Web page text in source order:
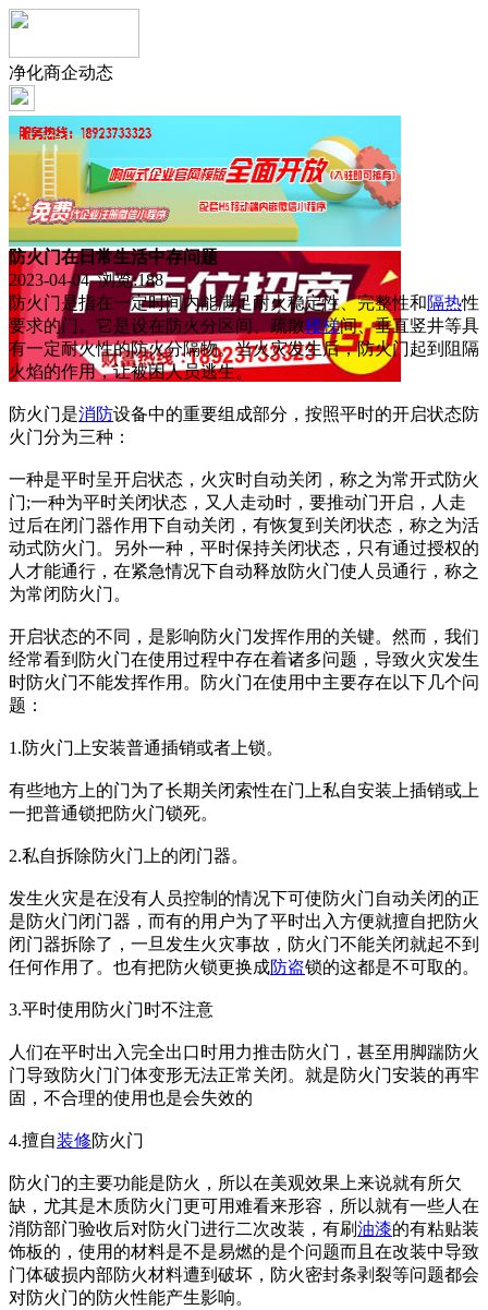
净化商企动态
防火门在日常生活中存问题
2023-04-04 浏览:188
防火门是指在一定时间内能满足耐火稳定性、完整性和隔热性
要求的门。它是设在防火分区间、疏散楼梯间、垂直竖井等具
有一定耐火性的防火分隔物。当火灾发生后，防火门起到阻隔
火焰的作用，让被困人员逃生。
防火门是消防设备中的重要组成部分，按照平时的开启状态防
火门分为三种：
一种是平时呈开启状态，火灾时自动关闭，称之为常开式防火
门;一种为平时关闭状态，又人走动时，要推动门开启，人走
过后在闭门器作用下自动关闭，有恢复到关闭状态，称之为活
动式防火门。另外一种，平时保持关闭状态，只有通过授权的
人才能通行，在紧急情况下自动释放防火门使人员通行，称之
为常闭防火门。
开启状态的不同，是影响防火门发挥作用的关键。然而，我们
经常看到防火门在使用过程中存在着诸多问题，导致火灾发生
时防火门不能发挥作用。防火门在使用中主要存在以下几个问
题：
1.防火门上安装普通插销或者上锁。
有些地方上的门为了长期关闭索性在门上私自安装上插销或上
一把普通锁把防火门锁死。
2.私自拆除防火门上的闭门器。
发生火灾是在没有人员控制的情况下可使防火门自动关闭的正
是防火门闭门器，而有的用户为了平时出入方便就擅自把防火
闭门器拆除了，一旦发生火灾事故，防火门不能关闭就起不到
任何作用了。也有把防火锁更换成防盗锁的这都是不可取的。
3.平时使用防火门时不注意
人们在平时出入完全出口时用力推击防火门，甚至用脚踹防火
门导致防火门门体变形无法正常关闭。就是防火门安装的再牢
固，不合理的使用也是会失效的
4.擅自装修防火门
防火门的主要功能是防火，所以在美观效果上来说就有所欠
缺，尤其是木质防火门更可用难看来形容，所以就有一些人在
消防部门验收后对防火门进行二次改装，有刷油漆的有粘贴装
饰板的，使用的材料是不是易燃的是个问题而且在改装中导致
门体破损内部防火材料遭到破坏，防火密封条剥裂等问题都会
对防火门的防火性能产生影响。